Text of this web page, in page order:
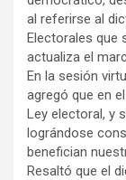
al referirse al
Electorales que
actualiza el
En la sesión
agregó que en
Ley electoral, y
lográndose
benefician
Resaltó que el